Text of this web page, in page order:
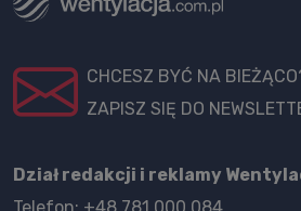
CHCESZ BYĆ NA
ZAPISZ SIĘ DO
Dział redakcji i reklamy
Telefon: +48 781 000 084